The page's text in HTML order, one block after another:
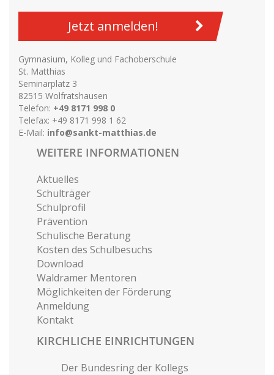
Jetzt anmelden!
Gymnasium, Kolleg und Fachoberschule
St. Matthias
Seminarplatz 3
82515 Wolfratshausen
Telefon: +49 8171 998 0
Telefax: +49 8171 998 1 62
E-Mail: info@sankt-matthias.de
WEITERE INFORMATIONEN
Aktuelles
Schulträger
Schulprofil
Prävention
Schulische Beratung
Kosten des Schulbesuchs
Download
Waldramer Mentoren
Möglichkeiten der Förderung
Anmeldung
Kontakt
KIRCHLICHE EINRICHTUNGEN
Der Bundesring der Kollegs